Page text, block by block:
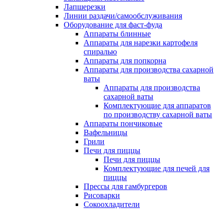
Лапшерезки
Линии раздачи/самообслуживания
Оборудование для фаст-фуда
Аппараты блинные
Аппараты для нарезки картофеля
спиралью
Аппараты для попкорна
Аппараты для производства сахарной
ваты
Аппараты для производства
сахарной ваты
Комплектующие для аппаратов
по производству сахарной ваты
Аппараты пончиковые
Вафельницы
Грили
Печи для пиццы
Печи для пиццы
Комплектующие для печей для
пиццы
Прессы для гамбургеров
Рисоварки
Сокоохладители